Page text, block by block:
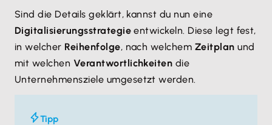
Sind die Details geklärt, kannst du nun eine
Digitalisierungsstrategie entwickeln. Diese legt fest,
in welcher Reihenfolge, nach welchem Zeitplan und
mit welchen Verantwortlichkeiten die
Unternehmensziele umgesetzt werden.
Tipp